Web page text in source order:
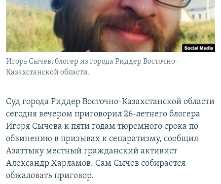
Игорь Сычев, блогер из города Риддер Восточно-
Казахстанской области.
Суд города Риддер Восточно-Казахстанской области
сегодня вечером приговорил 26-летнего блогера
Игоря Сычева к пяти годам тюремного срока по
обвинению в призывах к сепаратизму, сообщил
Азаттыку местный гражданский активист
Александр Харламов. Сам Сычев собирается
обжаловать приговор.